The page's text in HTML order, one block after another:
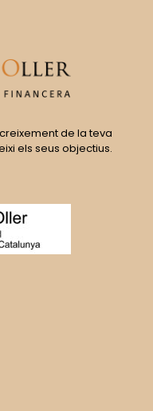
de la teva
els seus objectius.